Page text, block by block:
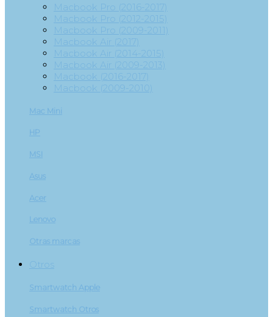
Macbook Pro (2016-2017)
Macbook Pro (2012-2015)
Macbook Pro (2009-2011)
Macbook Air (2017)
Macbook Air (2014-2015)
Macbook Air (2009-2013)
Macbook (2016-2017)
Macbook (2009-2010)
Mac Mini
HP
MSI
Asus
Acer
Lenovo
Otras marcas
Otros
Smartwatch Apple
Smartwatch Otros